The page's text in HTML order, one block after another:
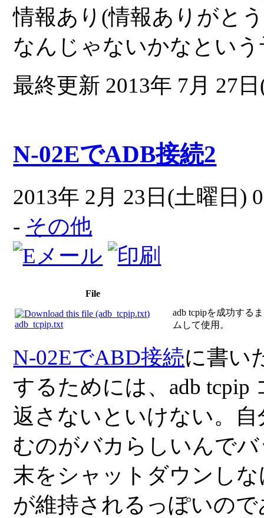
情報あり(情報ありがと
なんじゃないかなとい
最終更新 2013年 7月 27
N-02EでADB接続2
2013年 2月 23日(土曜日)
- その他
File
adb_tcpip.txt
adb tcpipを成功する
ムして使用。
N-02EでABD接続に書い
するためには、 adb tcpip
返さないといけない。
むのがバカらしいんで
末をシャットダウンし
が維持されるっぽいの